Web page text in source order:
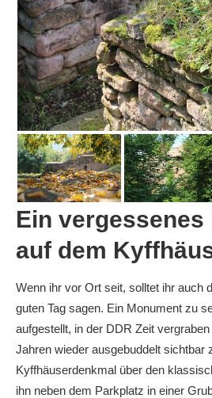
Ein vergessenes
auf dem
Wenn ihr vor Ort seit, solltet ihr auch
guten Tag sagen. Ein Monument zu
aufgestellt, in der DDR Zeit
Jahren wieder ausgebuddelt sichtbar
Kyffhäuserdenkmal über den
ihn neben dem Parkplatz in einer